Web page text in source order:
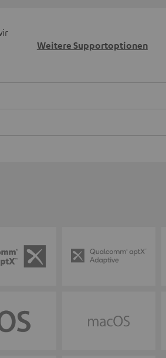
Weitere Supportoptionen